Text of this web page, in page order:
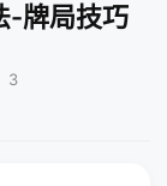
-牌局技巧
3